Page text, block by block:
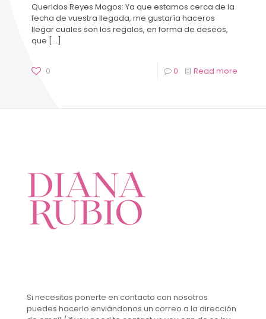
Queridos Reyes Magos: Ya que estamos cerca de la
fecha de vuestra llegada, me gustaría haceros
llegar cuales son los regalos, en forma de deseos,
que […]
0 0 Read more
Si necesitas ponerte en contacto con nosotros
puedes hacerlo enviándonos un correo a la dirección